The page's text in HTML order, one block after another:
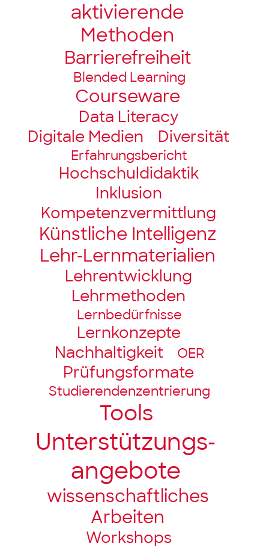
aktivierende
Methoden
Barriere­freiheit
Blended Learning
Courseware
Data Literacy
Digitale Medien
Diversität
Erfahrungsbericht
Hochschul­didaktik
Inklusion
Kompetenz­vermittlung
Künstliche Intelligenz
Lehr-Lernmaterialien
Lehrentwicklung
Lehrmethoden
Lernbedürfnisse
Lernkonzepte
Nachhaltigkeit
OER
Prüfungsformate
Studierendenzentrierung
Tools
Unter­stützungs­­
angebote
wissenschaft­liches
Arbeiten
Workshops